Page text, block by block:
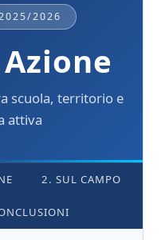
2026
scuola, territorio e
attiva
2. SUL CAMPO